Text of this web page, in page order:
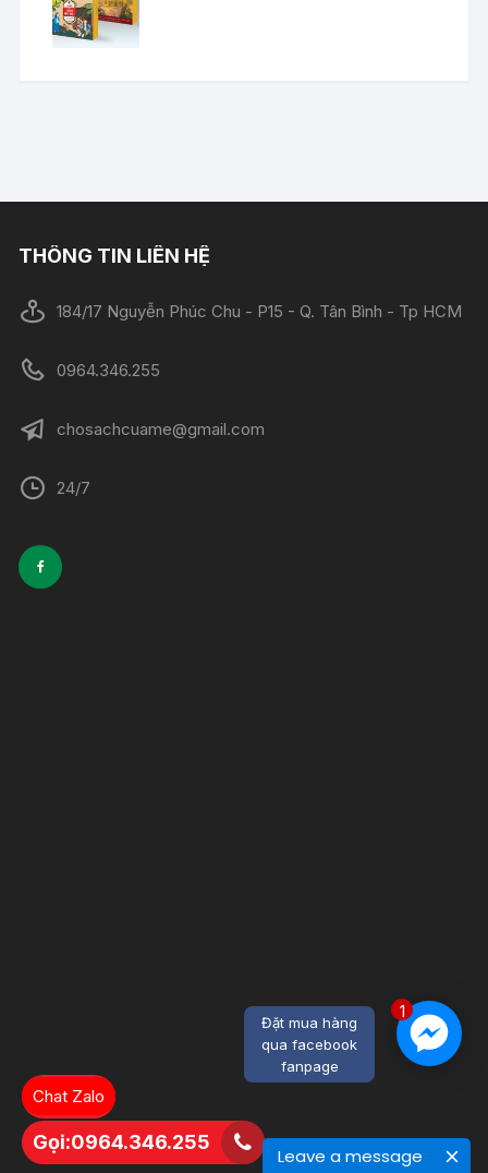
Leave a message
1
Đặt mua hàng
qua facebook
fanpage
THÔNG TIN LIÊN HỆ
184/17 Nguyễn Phúc Chu - P15 - Q. Tân Bình - Tp HCM
0964.346.255
chosachcuame@gmail.com
24/7
Chat Zalo
Gọi:0964.346.255